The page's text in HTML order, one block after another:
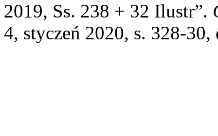
2019, Ss. 238 + 32 Ilustr”.
4, styczeń 2020, s. 328-